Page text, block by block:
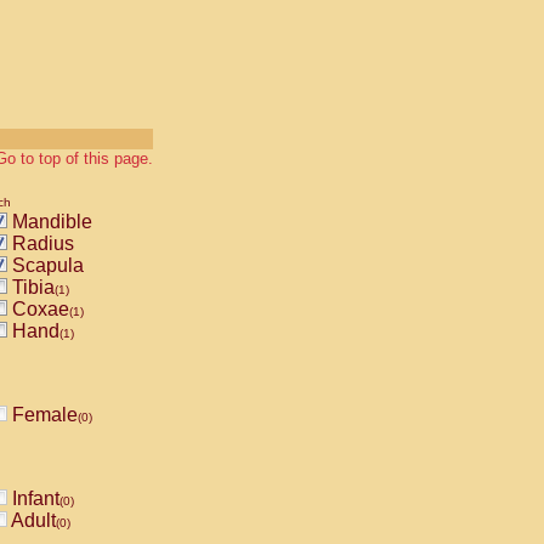
to top of this page.
Mandible
Radius
Scapula
Tibia(1)
Coxae(1)
Hand(1)
Female(0)
Infant(0)
Adult(0)